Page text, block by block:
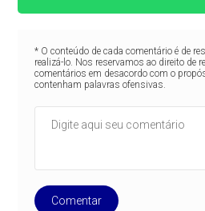
* O conteúdo de cada comentário é de
realizá-lo. Nos reservamos ao direito de
comentários em desacordo com o
contenham palavras ofensivas.
Comentar